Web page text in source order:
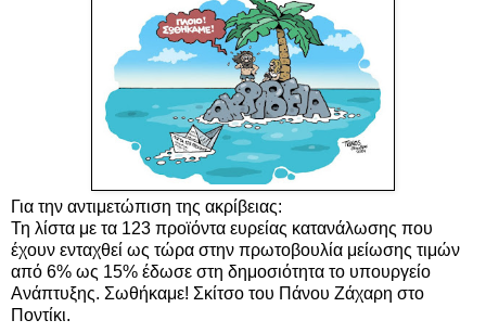
Για την αντιμετώπιση της ακρίβειας:
Τη λίστα με τα 123 προϊόντα ευρείας κατανάλωσης που
έχουν ενταχθεί ως τώρα στην πρωτοβουλία μείωσης τιμών
από 6% ως 15% έδωσε στη δημοσιότητα το υπουργείο
Ανάπτυξης. Σωθήκαμε! Σκίτσο του Πάνου Ζάχαρη στο
Ποντίκι.